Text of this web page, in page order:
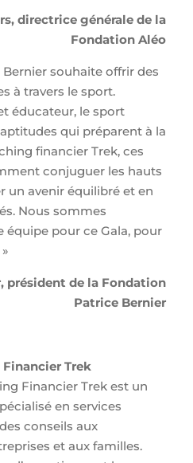
directrice générale de la
Fondation Aléo
souhaite offrir des
à travers le sport.
éducateur, le sport
qui préparent à la
financier Trek, ces
conjuguer les hauts
un avenir équilibré et en
Nous sommes
équipe pour ce Gala, pour
président de la Fondation
Patrice Bernier
Trek
Financier Trek est un
en services
conseils aux
et aux familles.